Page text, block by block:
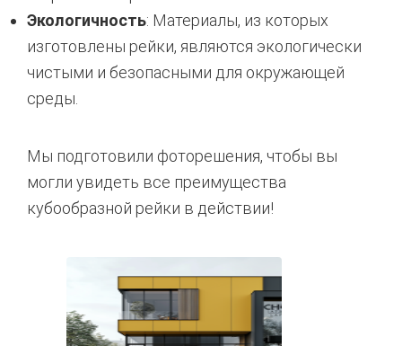
Экологичность: Материалы, из которых
изготовлены рейки, являются экологически
чистыми и безопасными для окружающей
среды.
Мы подготовили фоторешения, чтобы вы
могли увидеть все преимущества
кубообразной рейки в действии!